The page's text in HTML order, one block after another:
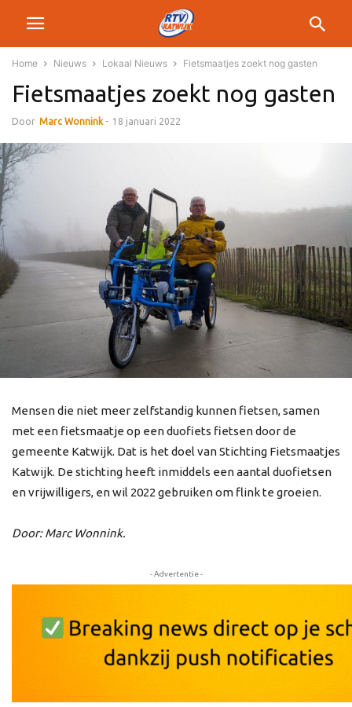
Home Nieuws Lokaal Nieuws Fietsmaatjes zoekt nog gasten
Fietsmaatjes zoekt nog gasten
Door Marc Wonnink - 18 januari 2022
Mensen die niet meer zelfstandig kunnen fietsen, samen
met een fietsmaatje op een duofiets fietsen door de
gemeente Katwijk. Dat is het doel van Stichting Fietsmaatjes
Katwijk. De stichting heeft inmiddels een aantal duofietsen
en vrijwilligers, en wil 2022 gebruiken om flink te groeien.
Door: Marc Wonnink.
- Advertentie -